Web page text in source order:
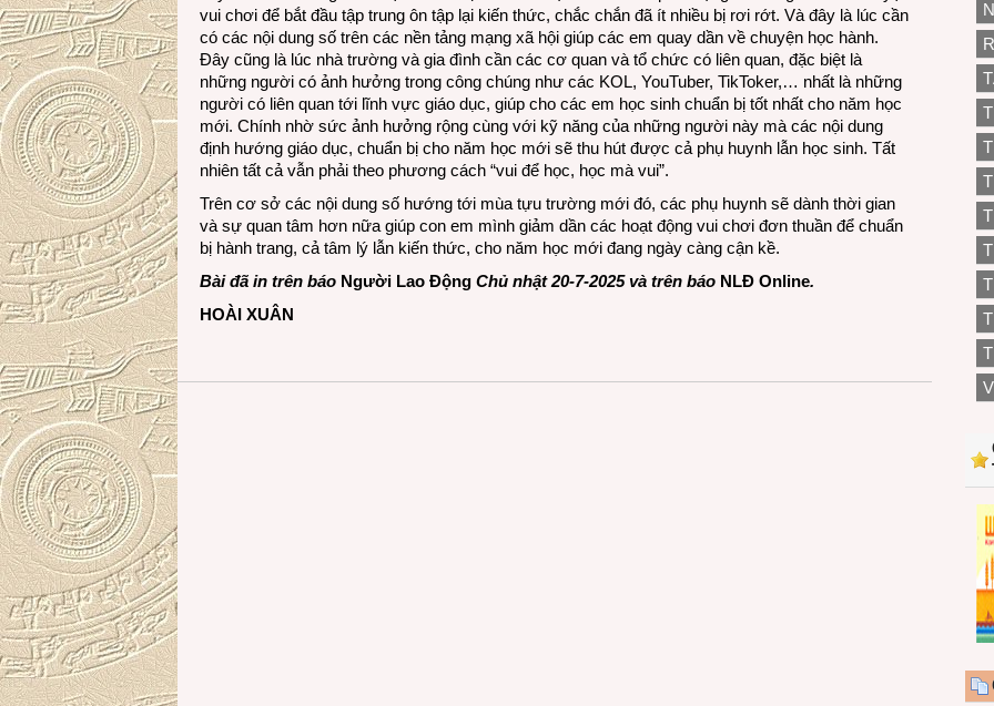
vui chơi để bắt đầu tập trung ôn tập lại kiến thức, chắc chắn đã ít nhiều bị rơi rớt. Và đây là lúc cần
có các nội dung số trên các nền tảng mạng xã hội giúp các em quay dần về chuyện học hành.
Đây cũng là lúc nhà trường và gia đình cần các cơ quan và tổ chức có liên quan, đặc biệt là
những người có ảnh hưởng trong công chúng như các KOL, YouTuber, TikToker,… nhất là những
người có liên quan tới lĩnh vực giáo dục, giúp cho các em học sinh chuẩn bị tốt nhất cho năm học
mới. Chính nhờ sức ảnh hưởng rộng cùng với kỹ năng của những người này mà các nội dung
định hướng giáo dục, chuẩn bị cho năm học mới sẽ thu hút được cả phụ huynh lẫn học sinh. Tất
nhiên tất cả vẫn phải theo phương cách “vui để học, học mà vui”.
Trên cơ sở các nội dung số hướng tới mùa tựu trường mới đó, các phụ huynh sẽ dành thời gian
và sự quan tâm hơn nữa giúp con em mình giảm dần các hoạt động vui chơi đơn thuần để chuẩn
bị hành trang, cả tâm lý lẫn kiến thức, cho năm học mới đang ngày càng cận kề.
Bài đã in trên báo Người Lao Động Chủ nhật 20-7-2025 và trên báo NLĐ Online.
HOÀI XUÂN